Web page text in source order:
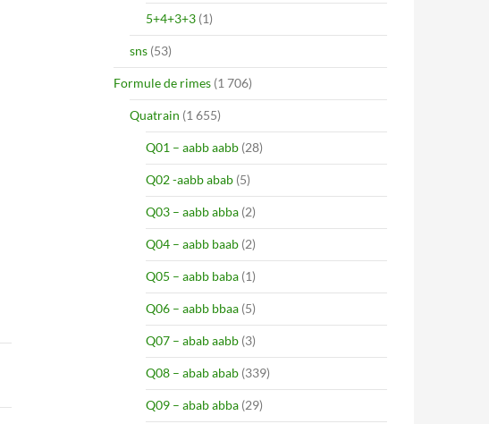
5+4+3+3 (1)
sns (53)
Formule de rimes (1 706)
Quatrain (1 655)
Q01 – aabb aabb (28)
Q02 -aabb abab (5)
Q03 – aabb abba (2)
Q04 – aabb baab (2)
Q05 – aabb baba (1)
Q06 – aabb bbaa (5)
Q07 – abab aabb (3)
Q08 – abab abab (339)
Q09 – abab abba (29)